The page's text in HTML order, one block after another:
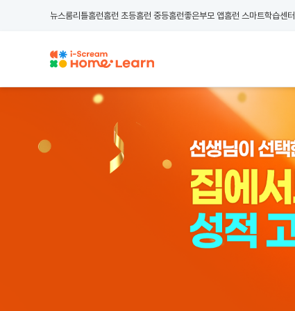
뉴스룸리틀홈런홈런 초등홈런 중등홈런좋은부모 앱홈런 스마트학습센터